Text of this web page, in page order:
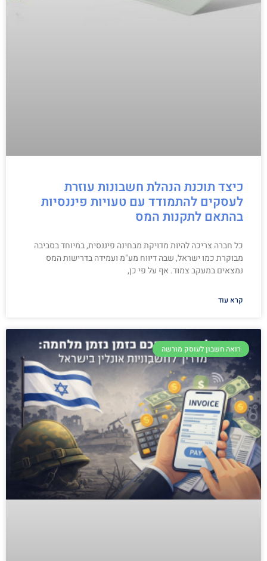
כיצד תוכנת הנהלת חשבונות עוזרת
לעסקים להתמודד עם טעויות פיננסיות
בהתאם לתקנות המס
כל חברה צריכה להיות מדויקת מבחינה פיננסית, במיוחד בסביבה
מבוקרת כמו ישראל, שבה דיווח מע"מ ועמידה בדרישות המס
נמצאים במעקב צמוד. אף על פי כן,
קרא עוד
רואה חשבון לעוסק מורשה